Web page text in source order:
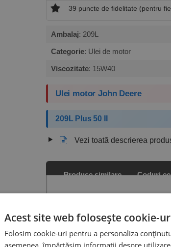
39 puncte de fidelitate (pentru
Ambalaj: 209L
Categorie: Ulei de motor
Viscozitate: 15W40
Ulei motor John Deere
209L Plus 50 II
Vezi toată descrierea
Produse similare Coduri
Acest site web folosește cookie-
Folosim cookie-uri pentru a personaliza
asemenea, împărtășim informații despre